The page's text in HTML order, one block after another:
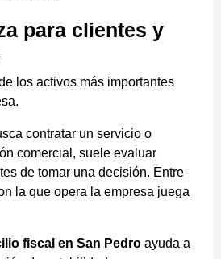
para clientes y
los activos más importantes
contratar un servicio o
comercial, suele evaluar
de tomar una decisión. Entre
la que opera la empresa juega
fiscal en San Pedro ayuda a